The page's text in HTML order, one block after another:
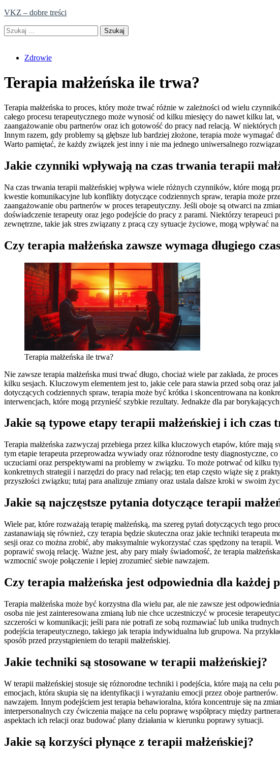
Skip
content
VKZ – dobre treści
Szukaj:
Zdrowie
Terapia małżeńska ile trwa?
Terapia małżeńska to proces, który może trwać różnie w zależności od wielu
całego procesu terapeutycznego może wynosić od kilku miesięcy do nawet kilku
zaangażowanie obu partnerów oraz ich gotowość do pracy nad relacją. W
Innym razem, gdy problemy są głębsze lub bardziej złożone, terapia może
Warto pamiętać, że każdy związek jest inny i nie ma jednego uniwersalnego
Jakie czynniki wpływają na czas trwania terapii
Na czas trwania terapii małżeńskiej wpływa wiele różnych czynników, które mogą
kwestie komunikacyjne lub konflikty dotyczące codziennych spraw, terapia może
zaangażowanie obu partnerów w proces terapeutyczny. Jeśli oboje są otwarci na
doświadczenie terapeuty oraz jego podejście do pracy z parami. Niektórzy
zewnętrzne, takie jak stres związany z pracą czy sytuacje życiowe, mogą wpływać
Czy terapia małżeńska zawsze wymaga długiego
Terapia małżeńska ile trwa?
Nie zawsze terapia małżeńska musi trwać długo, chociaż wiele par zakłada, że
kilku sesjach. Kluczowym elementem jest to, jakie cele para stawia przed sobą
dotyczących codziennych spraw, terapia może być krótka i skoncentrowana na
interwencjach, które mogą przynieść szybkie rezultaty. Jednakże dla par
Jakie są typowe etapy terapii małżeńskiej i ich czas
Terapia małżeńska zazwyczaj przebiega przez kilka kluczowych etapów, które
tym etapie terapeuta przeprowadza wywiady oraz różnorodne testy diagnostyczne,
uczuciami oraz perspektywami na problemy w związku. To może potrwać od kilku
konkretnych strategii i narzędzi do pracy nad relacją; ten etap często wiąże się z
przyszłości związku; tutaj para analizuje zmiany oraz ustala dalsze kroki w swoim
Jakie są najczęstsze pytania dotyczące terapii
Wiele par, które rozważają terapię małżeńską, ma szereg pytań dotyczących tego
zastanawiają się również, czy terapia będzie skuteczna oraz jakie techniki
sesji oraz co można zrobić, aby maksymalnie wykorzystać czas spędzony na
poprawić swoją relację. Ważne jest, aby pary miały świadomość, że terapia
wzmocnić swoje połączenie i lepiej zrozumieć siebie nawzajem.
Czy terapia małżeńska jest odpowiednia dla każdej
Terapia małżeńska może być korzystna dla wielu par, ale nie zawsze jest
osoba nie jest zainteresowana zmianą lub nie chce uczestniczyć w procesie
szczerości w komunikacji; jeśli para nie potrafi ze sobą rozmawiać lub unika
podejścia terapeutycznego, takiego jak terapia indywidualna lub grupowa. Na
sposób przed przystąpieniem do terapii małżeńskiej.
Jakie techniki są stosowane w terapii małżeńskiej?
W terapii małżeńskiej stosuje się różnorodne techniki i podejścia, które mają na
emocjach, która skupia się na identyfikacji i wyrażaniu emocji przez oboje
nawzajem. Innym podejściem jest terapia behawioralna, która koncentruje się na
interpersonalnych czy ćwiczenia mające na celu poprawę współpracy między
aspektach ich relacji oraz budować plany działania w kierunku poprawy sytuacji.
Jakie są korzyści płynące z terapii małżeńskiej?